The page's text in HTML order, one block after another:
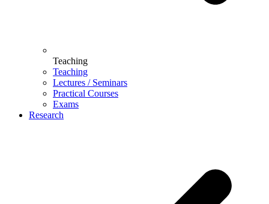
Teaching
Teaching
Lectures / Seminars
Practical Courses
Exams
Research